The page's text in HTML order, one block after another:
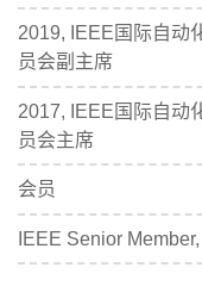
2019, IEEE国际自动
员会副主席
2017, IEEE国际自动
员会主席
会员
IEEE Senior